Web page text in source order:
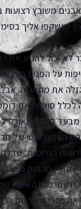
משובץ
שנשקפו אליך
יכול להניע את
על הפנים
את מתאריה. אבל
סופיות את
מבעד לשלד
הפלורוצנטי של
הגרומות,
עדיין מרותק
ידעתי מתי
כפרי מעורבות